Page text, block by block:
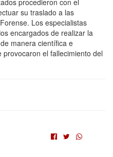
su traslado a las
Los especialistas
encargados de realizar la
manera científica e
el fallecimiento del